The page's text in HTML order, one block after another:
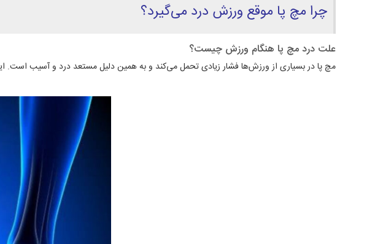
چرا مچ پا موقع ورزش درد می‌گیرد؟
علت درد مچ پا هنگام ورزش چیست؟
مچ پا در بسیاری از ورزش‌ها فشار زیادی تحمل می‌کند و به همین دلیل مستعد درد و آسیب است.